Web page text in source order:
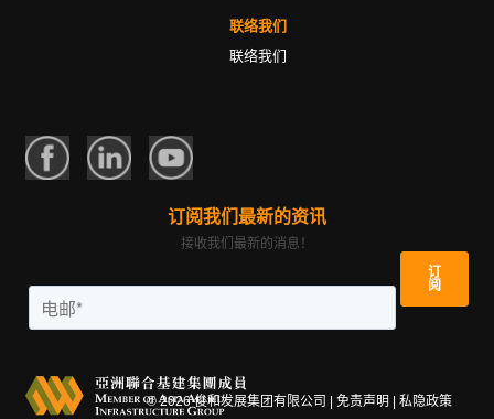
联络我们
联络我们
订阅我们最新的资讯
接收我们最新的消息！
©2026俊和发展集团有限公司 | 免责声明 私隐政策